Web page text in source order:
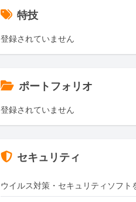
特技
登録されていません
ポートフォリオ
登録されていません
セキュリティ
ウイルス対策・セキュリティソフト